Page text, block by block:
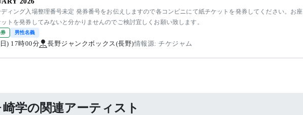
ィング入場整理番号未定 発券番号をお伝えしますので各コンビニにて紙チケットを発券してください。お座
トを発券してみないと分かりませんのでご検討宜しくお願い致します。
男性名義
) 17時00分 長野ジャンクボックス(長野)情報源: チケジャム
学の関連アーティスト